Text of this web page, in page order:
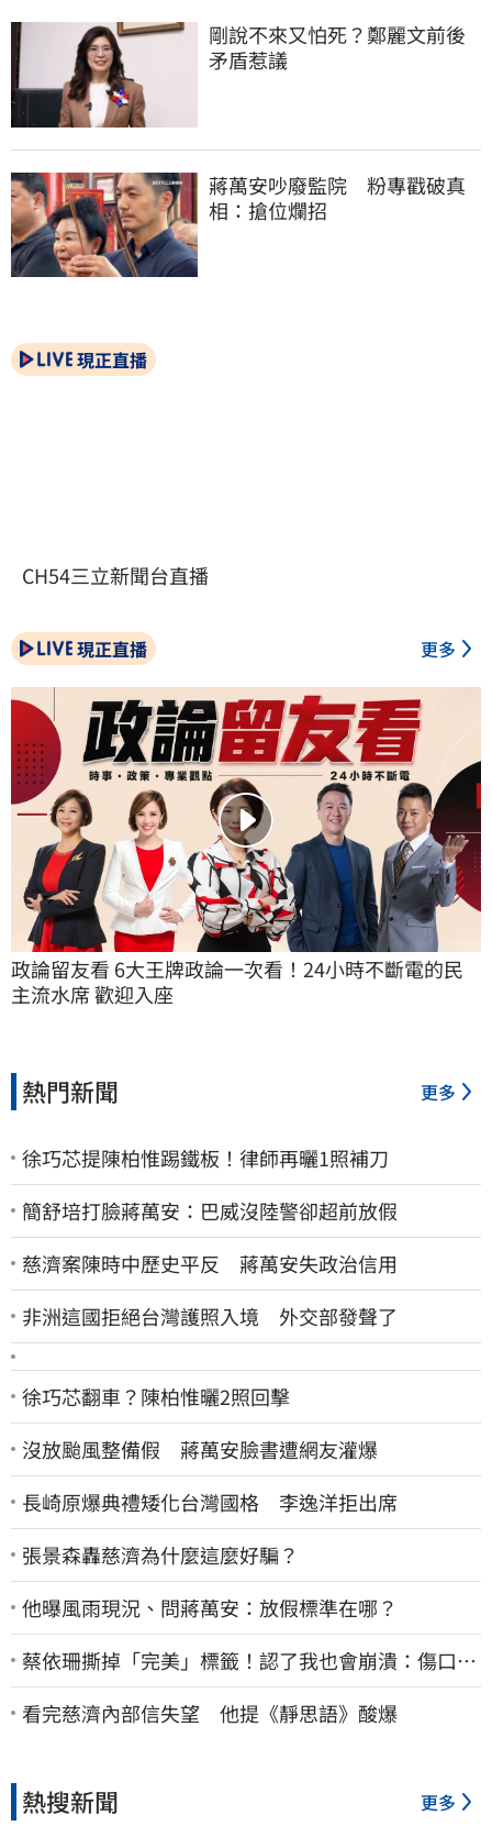
剛說不來又怕死？鄭麗文前後
矛盾惹議
蔣萬安吵廢監院　粉專戳破真
相：搶位爛招
現正直播
CH54三立新聞台直播
現正直播 更多
政論留友看 6大王牌政論一次看！24小時不斷電的民
主流水席 歡迎入座
熱門新聞 更多
徐巧芯提陳柏惟踢鐵板！律師再曬1照補刀
簡舒培打臉蔣萬安：巴威沒陸警卻超前放假
慈濟案陳時中歷史平反 蔣萬安失政治信用
非洲這國拒絕台灣護照入境 外交部發聲了
徐巧芯翻車？陳柏惟曬2照回擊
沒放颱風整備假 蔣萬安臉書遭網友灌爆
長崎原爆典禮矮化台灣國格 李逸洋拒出席
張景森轟慈濟為什麼這麼好騙？
他曝風雨現況、問蔣萬安：放假標準在哪？
蔡依珊撕掉「完美」標籤！認了我也會崩潰：傷口終
究會癒合
看完慈濟內部信失望 他提《靜思語》酸爆
熱搜新聞 更多